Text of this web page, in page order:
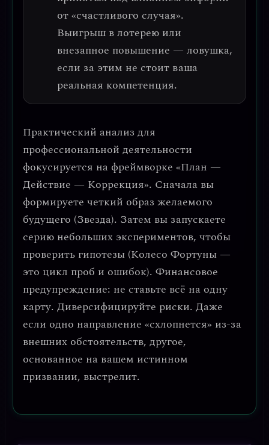
от «счастливого случая».
Выигрыш в лотерею или
внезапное повышение — ловушка,
если за этим не стоит ваша
реальная компетенция.
Практический анализ для
профессиональной деятельности
фокусируется на фреймворке «План —
Действие — Коррекция». Сначала вы
формируете четкий образ желаемого
будущего (Звезда). Затем вы запускаете
серию небольших экспериментов, чтобы
проверить гипотезы (Колесо Фортуны —
это цикл проб и ошибок). Финансовое
предупреждение: не ставьте всё на одну
карту. Диверсифицируйте риски. Даже
если одно направление «схлопнется» из-за
внешних обстоятельств, другое,
основанное на вашем истинном
призвании, выстрелит.